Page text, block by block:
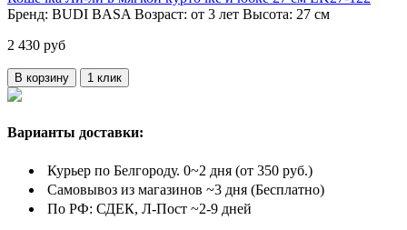
Бренд: BUDI BASA Возраст: от 3 лет Высота: 27 см
2 430 руб
В корзину 1 клик
Варианты доставки:
Курьер по Белгороду. 0~2 дня (от 350 руб.)
Самовывоз из магазинов ~3 дня (Бесплатно)
По РФ: СДЕК, Л-Пост ~2-9 дней